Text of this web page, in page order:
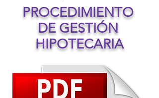
PROCEDIMIENTO
DE GESTIÓN
HIPOTECARIA